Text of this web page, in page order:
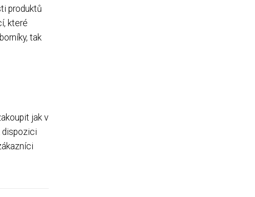
produktů
které
tak
jak v
dispozici